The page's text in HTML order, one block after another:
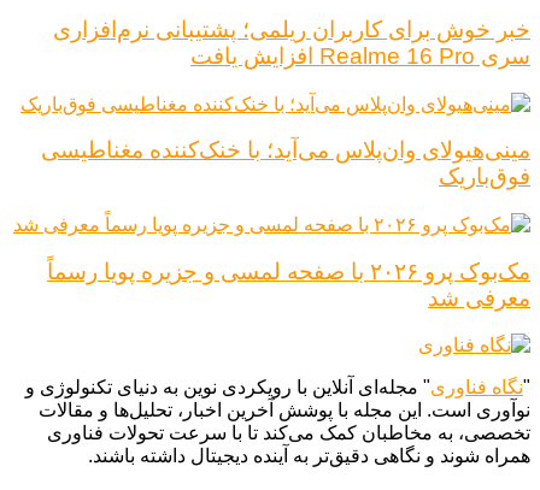
خبر خوش برای کاربران ریلمی؛ پشتیبانی نرم‌افزاری
سری Realme 16 Pro افزایش یافت
مینی‌هیولای وان‌پلاس می‌آید؛ با خنک‌کننده مغناطیسی
فوق‌باریک
مک‌بوک پرو ۲۰۲۶ با صفحه لمسی و جزیره پویا رسماً
معرفی شد
"نگاه فناوری" مجله‌ای آنلاین با رویکردی نوین به دنیای تکنولوژی و
نوآوری است. این مجله با پوشش آخرین اخبار، تحلیل‌ها و مقالات
تخصصی، به مخاطبان کمک می‌کند تا با سرعت تحولات فناوری
همراه شوند و نگاهی دقیق‌تر به آینده دیجیتال داشته باشند.